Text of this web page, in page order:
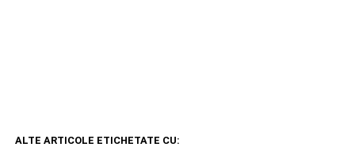
ALTE ARTICOLE ETICHETATE CU: